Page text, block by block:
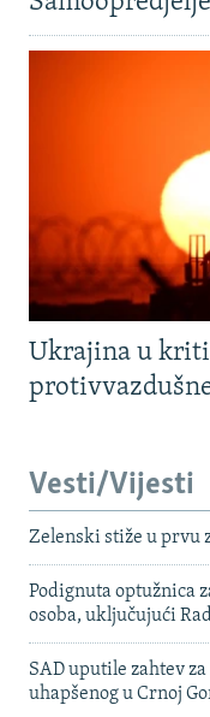
Ukrajina u
Vesti/Vijesti
Zelenski stiže u prvu
Podignuta optužnica
osoba, uključujući
SAD uputile zahtev
uhapšenog u Crnoj